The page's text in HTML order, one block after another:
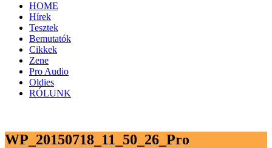
HOME
Hírek
Tesztek
Bemutatók
Cikkek
Zene
Pro Audio
Oldies
RÓLUNK
WP_20150718_11_50_26_Pro